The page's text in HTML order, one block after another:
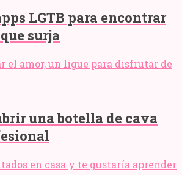
LGTB para encontrar
surja
el amor, un ligue para disfrutar de
una botella de cava
en casa y te gustaría aprender